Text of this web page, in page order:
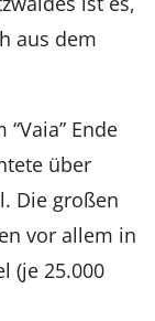
aus dem
Ende
über
Die großen
vor allem in
(je 25.000